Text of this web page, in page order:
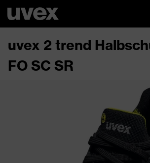
uvex 2 trend
FO SC SR